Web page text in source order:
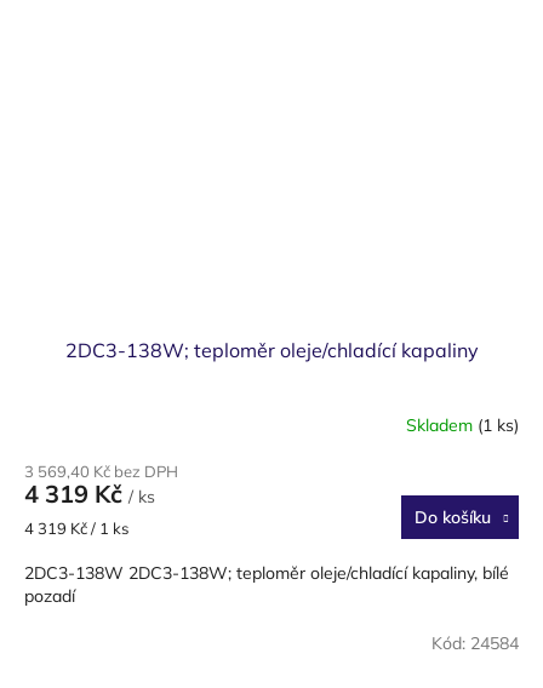
2DC3-138W; teploměr oleje/chladící kapaliny
Skladem (1 ks)
3 569,40 Kč bez DPH
4 319 Kč / ks
Měrná
4 319 Kč / 1 ks Do košíku
2DC3-138W 2DC3-138W; teploměr oleje/chladící kapaliny, bílé
pozadí
Kód: 24584